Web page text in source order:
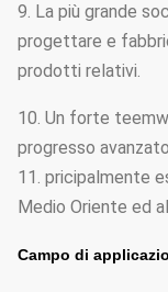
9. La più grande
progettare e
prodotti relativi.
10. Un forte
progresso
11. pricipalmente
Medio Oriente ed
Campo di